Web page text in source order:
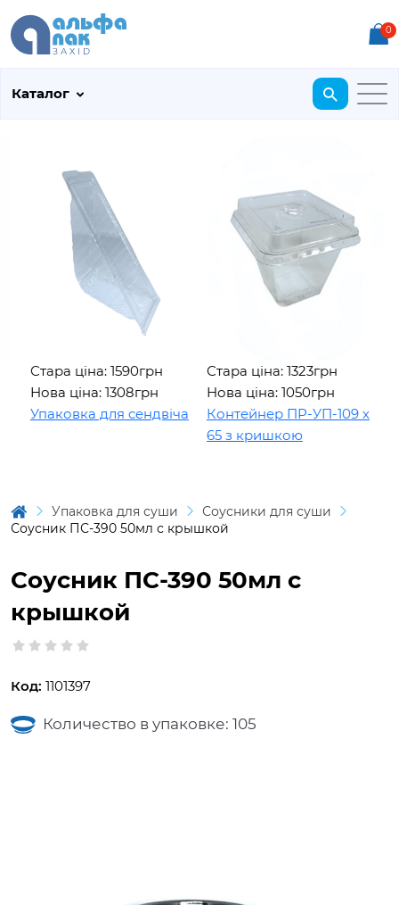
0
Каталог
Стара ціна: 1590грн
Нова ціна: 1308грн
Упаковка для сендвіча
Стара ціна: 1323грн
Нова ціна: 1050грн
Контейнер ПР-УП-109 х
65 з кришкою
Упаковка для суши
Соусники для суши
Соусник ПС-390 50мл с крышкой
Соусник ПС-390 50мл с
крышкой
Код: 1101397
Количество в упаковке: 105